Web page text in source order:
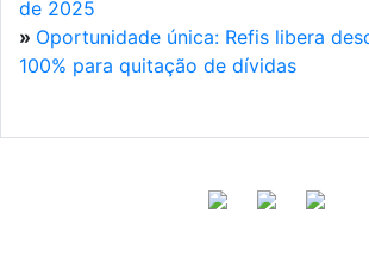
de 2025
» Oportunidade única: Refis libera
100% para quitação de dívidas